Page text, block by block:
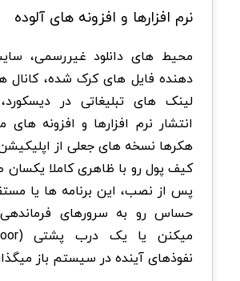
نرم افزارها و افزونه های آلوده
محیط های دانلود غیررسمی،
دهنده فایل های کرک شده، کانال
لینک های تبلیغاتی در
انتشار نرم افزارها و افزونه
هکرها نسخه های جعلی از
کیف پول رو با ظاهری کاملا یکسان
پس از نصب، این برنامه ها یا
نفوذهای آینده در سیستم باز